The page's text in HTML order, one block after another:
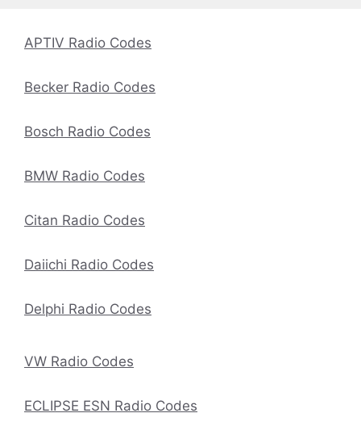
APTIV Radio Codes
Becker Radio Codes
Bosch Radio Codes
BMW Radio Codes
Citan Radio Codes
Daiichi Radio Codes
Delphi Radio Codes
VW Radio Codes
ECLIPSE ESN Radio Codes